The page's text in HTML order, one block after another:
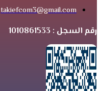
takiefcom3@gmail.com
رقم السجل : 1010861533